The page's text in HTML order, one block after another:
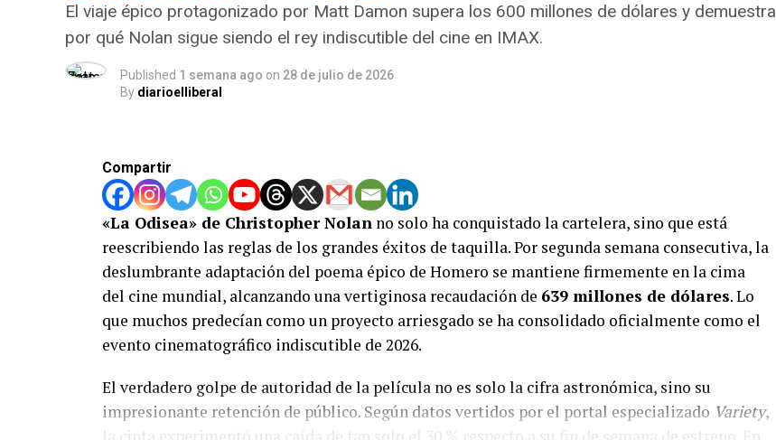
El viaje épico protagonizado por Matt Damon supera los 600 millones de dólares y demuestra
por qué Nolan sigue siendo el rey indiscutible del cine en IMAX.
Published 1 semana ago on 28 de julio de 2026
By diarioelliberal
Compartir
«La Odisea» de Christopher Nolan no solo ha conquistado la cartelera, sino que está
reescribiendo las reglas de los grandes éxitos de taquilla. Por segunda semana consecutiva, la
deslumbrante adaptación del poema épico de Homero se mantiene firmemente en la cima
del cine mundial, alcanzando una vertiginosa recaudación de 639 millones de dólares. Lo
que muchos predecían como un proyecto arriesgado se ha consolidado oficialmente como el
evento cinematográfico indiscutible de 2026.
El verdadero golpe de autoridad de la película no es solo la cifra astronómica, sino su
impresionante retención de público. Según datos vertidos por el portal especializado Variety,